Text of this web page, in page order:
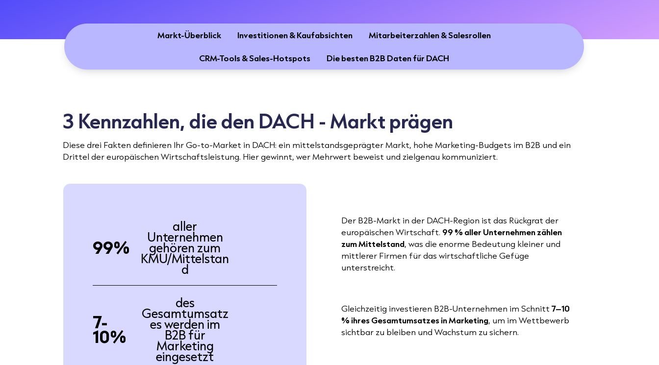
Markt-Überblick Investitionen & Kaufabsichten Mitarbeiterzahlen & Salesrollen
CRM-Tools & Sales-Hotspots Die besten B2B Daten für DACH
3 Kennzahlen, die den DACH - Markt prägen
Diese drei Fakten definieren Ihr Go-to-Market in DACH: ein mittelstandsgeprägter Markt, hohe Marketing-Budgets im B2B und ein
Drittel der europäischen Wirtschaftsleistung. Hier gewinnt, wer Mehrwert beweist und zielgenau kommuniziert.
99%
aller
Unternehmen
gehören zum
KMU/Mittelstan
d
7-
10%
des
Gesamtumsatz
es werden im
B2B für
Marketing
eingesetzt
Der B2B-Markt in der DACH-Region ist das Rückgrat der
europäischen Wirtschaft. 99 % aller Unternehmen zählen
zum Mittelstand, was die enorme Bedeutung kleiner und
mittlerer Firmen für das wirtschaftliche Gefüge
unterstreicht.
Gleichzeitig investieren B2B-Unternehmen im Schnitt7–10
% ihres Gesamtumsatzes in Marketing, um im Wettbewerb
sichtbar zu bleiben und Wachstum zu sichern.